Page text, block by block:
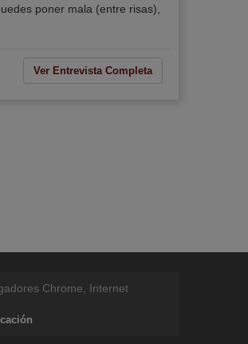
poner mala (entre risas),
Ver Entrevista Completa
Chrome, Internet